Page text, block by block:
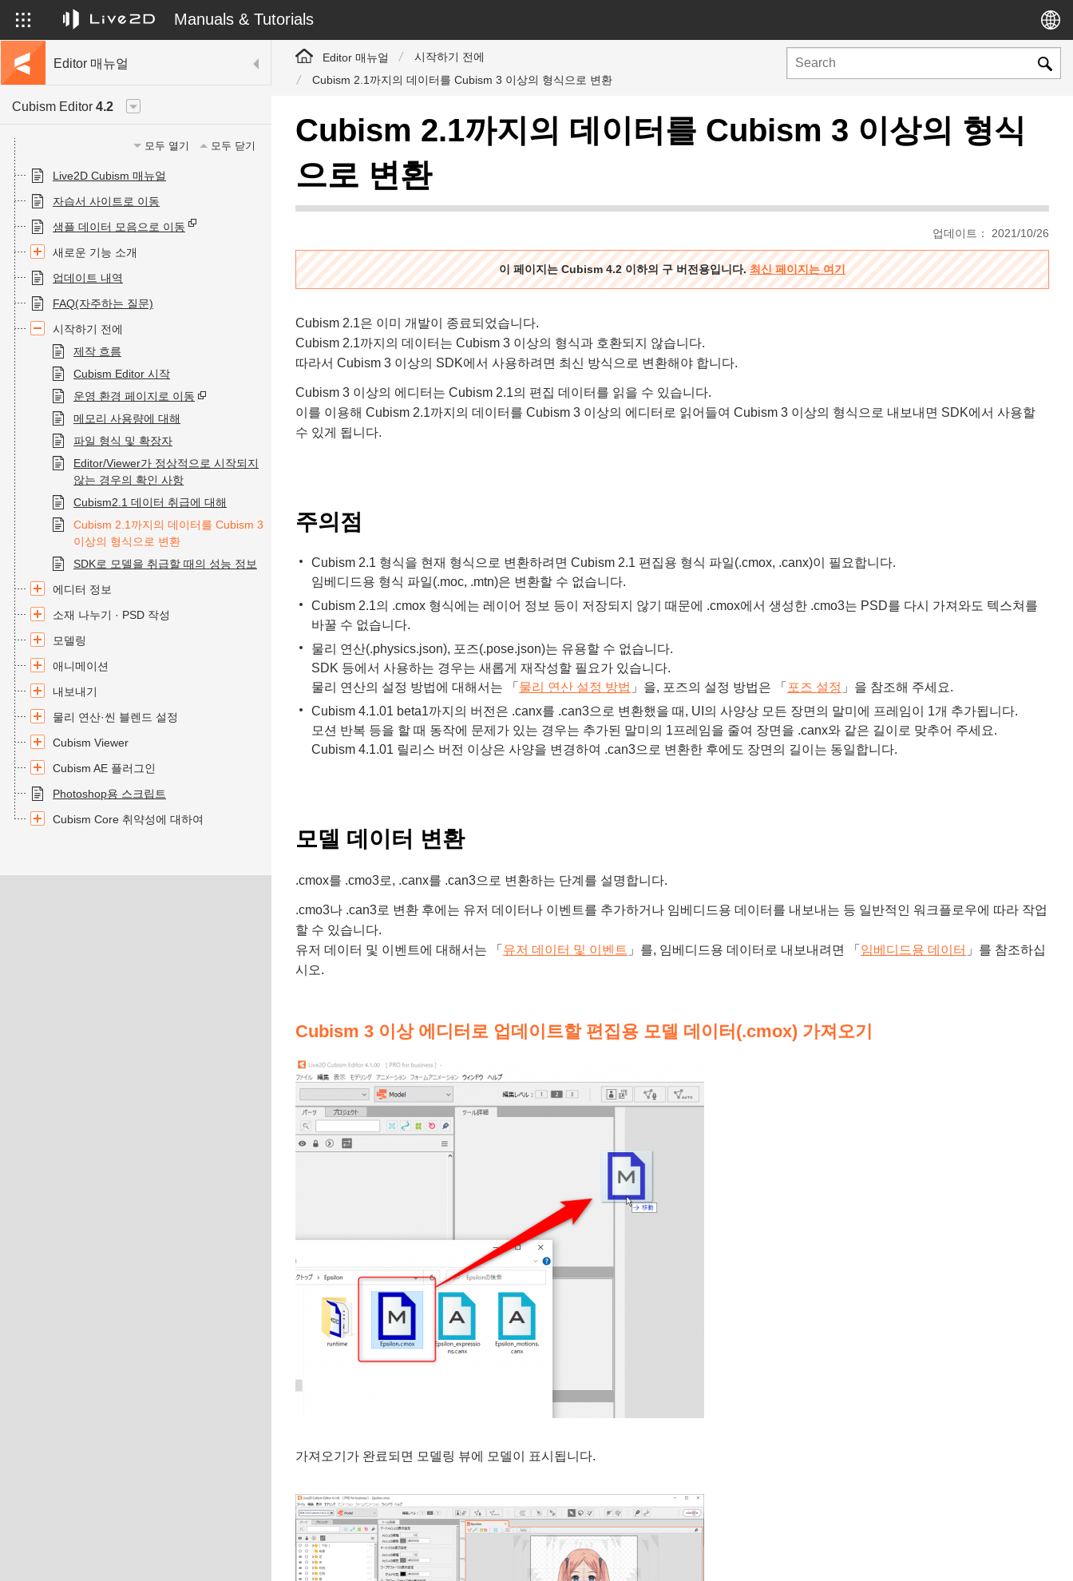
Manuals & Tutorials
Editor 매뉴얼
Cubism Editor 4.2
모두 열기 모두 닫기
Live2D Cubism 매뉴얼
자습서 사이트로 이동
샘플 데이터 모음으로 이동
새로운 기능 소개
업데이트 내역
FAQ(자주하는 질문)
시작하기 전에
제작 흐름
Cubism Editor 시작
운영 환경 페이지로 이동
메모리 사용량에 대해
파일 형식 및 확장자
Editor/Viewer가 정상적으로 시작되지
않는 경우의 확인 사항
Cubism2.1 데이터 취급에 대해
Cubism 2.1까지의 데이터를 Cubism 3
이상의 형식으로 변환
SDK로 모델을 취급할 때의 성능 정보
에디터 정보
소재 나누기 · PSD 작성
모델링
애니메이션
내보내기
물리 연산·씬 블렌드 설정
Cubism Viewer
Cubism AE 플러그인
Photoshop용 스크립트
Cubism Core 취약성에 대하여
Editor 매뉴얼
시작하기 전에
Cubism 2.1까지의 데이터를 Cubism 3 이상의 형식으로 변환
Cubism 2.1까지의 데이터를 Cubism 3 이상의 형식
으로 변환
업데이트： 2021/10/26
이 페이지는 Cubism 4.2 이하의 구 버전용입니다.최신 페이지는 여기
Cubism 2.1은 이미 개발이 종료되었습니다.
Cubism 2.1까지의 데이터는 Cubism 3 이상의 형식과 호환되지 않습니다.
따라서 Cubism 3 이상의 SDK에서 사용하려면 최신 방식으로 변환해야 합니다.
Cubism 3 이상의 에디터는 Cubism 2.1의 편집 데이터를 읽을 수 있습니다.
이를 이용해 Cubism 2.1까지의 데이터를 Cubism 3 이상의 에디터로 읽어들여 Cubism 3 이상의 형식으로 내보내면 SDK에서 사용할
수 있게 됩니다.
주의점
Cubism 2.1 형식을 현재 형식으로 변환하려면 Cubism 2.1 편집용 형식 파일(.cmox, .canx)이 필요합니다.
임베디드용 형식 파일(.moc, .mtn)은 변환할 수 없습니다.
Cubism 2.1의 .cmox 형식에는 레이어 정보 등이 저장되지 않기 때문에 .cmox에서 생성한 .cmo3는 PSD를 다시 가져와도 텍스쳐를
바꿀 수 없습니다.
물리 연산(.physics.json), 포즈(.pose.json)는 유용할 수 없습니다.
SDK 등에서 사용하는 경우는 새롭게 재작성할 필요가 있습니다.
물리 연산의 설정 방법에 대해서는 「 물리 연산 설정 방법 」을, 포즈의 설정 방법은 「 포즈 설정 」을 참조해 주세요.
Cubism 4.1.01 beta1까지의 버전은 .canx를 .can3으로 변환했을 때, UI의 사양상 모든 장면의 말미에 프레임이 1개 추가됩니다.
모션 반복 등을 할 때 동작에 문제가 있는 경우는 추가된 말미의 1프레임을 줄여 장면을 .canx와 같은 길이로 맞추어 주세요.
Cubism 4.1.01 릴리스 버전 이상은 사양을 변경하여 .can3으로 변환한 후에도 장면의 길이는 동일합니다.
모델 데이터 변환
.cmox를 .cmo3로, .canx를 .can3으로 변환하는 단계를 설명합니다.
.cmo3나 .can3로 변환 후에는 유저 데이터나 이벤트를 추가하거나 임베디드용 데이터를 내보내는 등 일반적인 워크플로우에 따라 작업
할 수 있습니다.
유저 데이터 및 이벤트에 대해서는 「 유저 데이터 및 이벤트 」를, 임베디드용 데이터로 내보내려면 「 임베디드용 데이터 」를 참조하십
시오.
Cubism 3 이상 에디터로 업데이트할 편집용 모델 데이터(.cmox) 가져오기
가져오기가 완료되면 모델링 뷰에 모델이 표시됩니다.